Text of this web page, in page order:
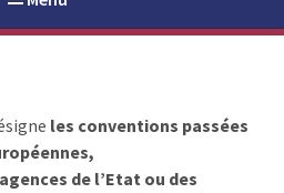
ANPP
les conventions passées
de l’Etat ou des